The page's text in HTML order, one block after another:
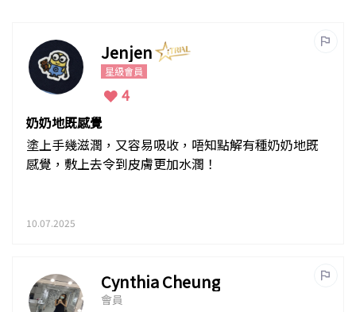
Jenjen
星級會員
4
奶奶地既感覺
塗上手幾滋潤，又容易吸收，唔知點解有種奶奶地既
感覺，敷上去令到皮膚更加水潤！
10.07.2025
Cynthia Cheung
會員